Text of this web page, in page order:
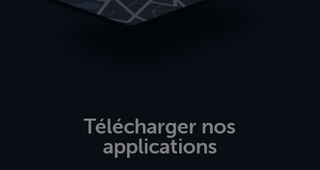
Télécharger nos
applications